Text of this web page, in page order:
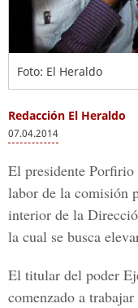
Foto: El Heraldo
Redacción El Heraldo
07.04.2014
El presidente
labor de la comisión
interior de la
la cual se busca
El titular del poder
comenzado a